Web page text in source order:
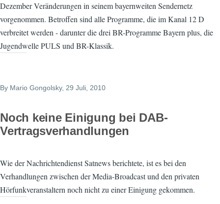
Dezember Veränderungen in seinem bayernweiten Sendernetz
vorgenommen. Betroffen sind alle Programme, die im Kanal 12 D
verbreitet werden - darunter die drei BR-Programme Bayern plus, die
Jugendwelle PULS und BR-Klassik.
By Mario Gongolsky, 29 Juli, 2010
Noch keine Einigung bei DAB-
Vertragsverhandlungen
Wie der Nachrichtendienst Satnews berichtete, ist es bei den
Verhandlungen zwischen der Media-Broadcast und den privaten
Hörfunkveranstaltern noch nicht zu einer Einigung gekommen.